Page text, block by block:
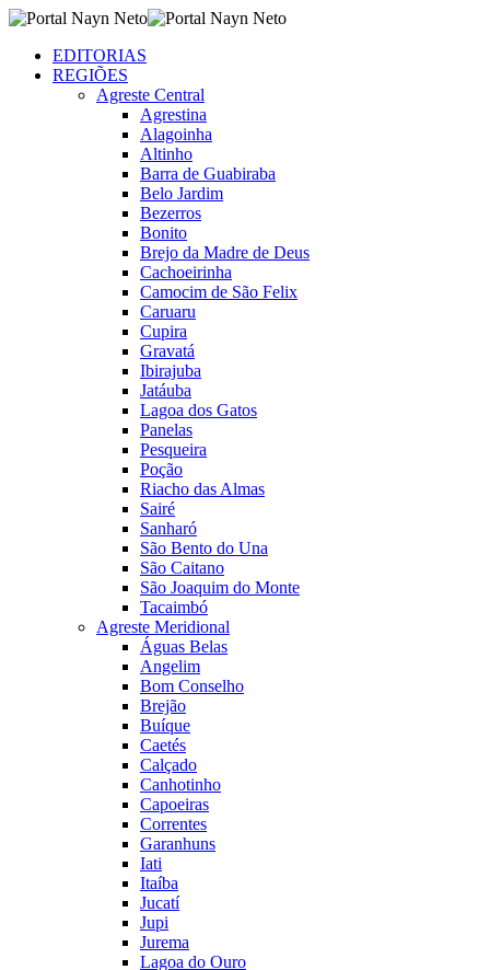
EDITORIAS
REGIÕES
Agreste Central
Agrestina
Alagoinha
Altinho
Barra de Guabiraba
Belo Jardim
Bezerros
Bonito
Brejo da Madre de Deus
Cachoeirinha
Camocim de São Felix
Caruaru
Cupira
Gravatá
Ibirajuba
Jatáuba
Lagoa dos Gatos
Panelas
Pesqueira
Poção
Riacho das Almas
Sairé
Sanharó
São Bento do Una
São Caitano
São Joaquim do Monte
Tacaimbó
Agreste Meridional
Águas Belas
Angelim
Bom Conselho
Brejão
Buíque
Caetés
Calçado
Canhotinho
Capoeiras
Correntes
Garanhuns
Iati
Itaíba
Jucatí
Jupi
Jurema
Lagoa do Ouro